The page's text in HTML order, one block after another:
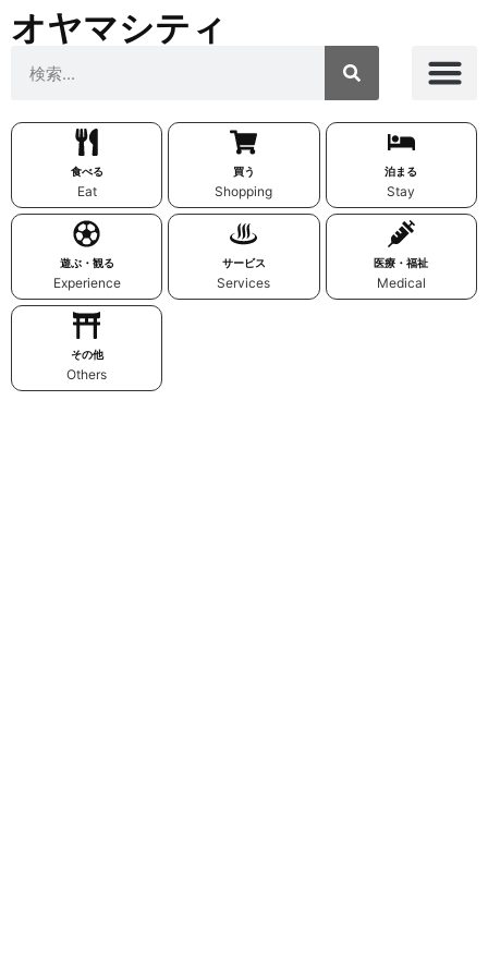
オヤマシティ
食べる
Eat
買う
Shopping
泊まる
Stay
遊ぶ・観る
Experience
サービス
Services
医療・福祉
Medical
その他
Others